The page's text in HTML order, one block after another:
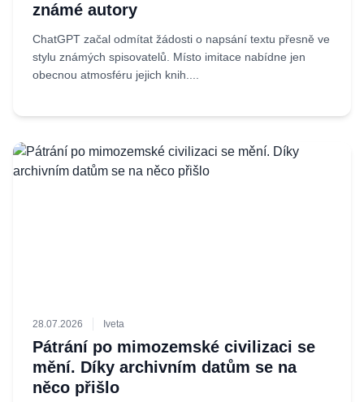
známé autory
ChatGPT začal odmítat žádosti o napsání textu přesně ve
stylu známých spisovatelů. Místo imitace nabídne jen
obecnou atmosféru jejich knih....
28.07.2026 Iveta
Pátrání po mimozemské civilizaci se
mění. Díky archivním datům se na
něco přišlo